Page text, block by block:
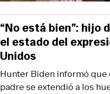
Hunter Biden informó que
padre se extendió a los
“No está bien”: hijo
el estado del
Unidos